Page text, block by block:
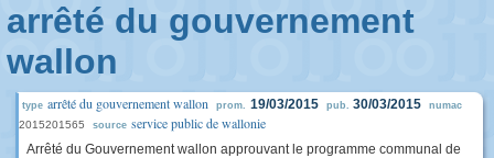
arrêté du gouvernement
wallon
type arrêté du gouvernement wallon prom. 19/03/2015 pub. 30/03/2015 numac
2015201565 source service public de wallonie
Arrêté du Gouvernement wallon approuvant le programme communal de